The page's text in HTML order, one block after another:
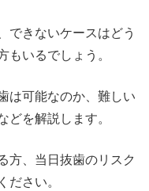
できないケースはどう
もいるでしょう。
は可能なのか、難しい
どを解説します。
方、当日抜歯のリスク
ださい。